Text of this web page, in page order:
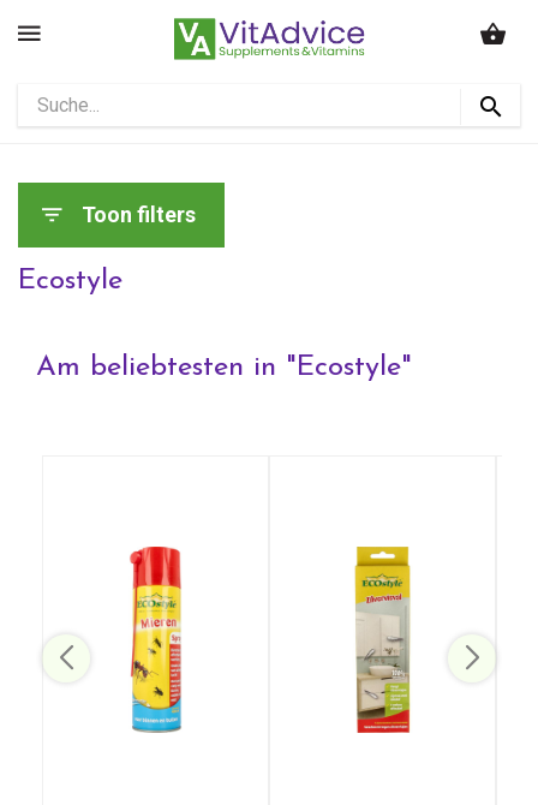
Toon filters
Ecostyle
Am beliebtesten in "Ecostyle"